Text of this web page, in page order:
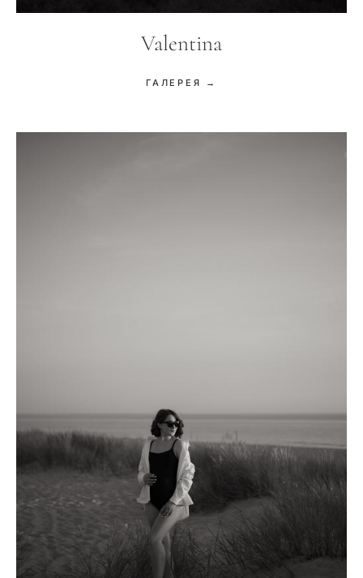
Valentina
ГАЛЕРЕЯ →